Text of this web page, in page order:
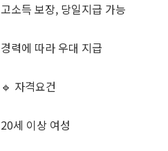
고소득 보장, 당일지급 가능
경력에 따라 우대 지급
🔹 자격요건
20세 이상 여성